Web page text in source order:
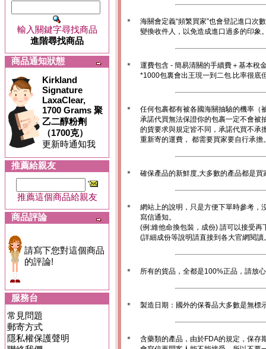
輸入關鍵字尋找商品
進階尋找商品
商品通知狀態
Kirkland
Signature
LaxaClear,
1700 Grams 聚
乙二醇粉劑
（1700克）
更新時通知我
推薦給親友
推薦這個商品給親友
商品評論
請寫下您對這個商品
的評論!
服務台
常見問題
郵寄方式
隱私權保護聲明
＊
海關會定義“頻繁買家”也會登記進口次
變換收件人，以免造成進口過多的印象
＊
運費包含 - 簡易清關的手續費＋基本稅
*1000包裏會出王現一到二包.比率很底
＊
任何包裹都有被各國海關抽驗的機率（
承諾代買無法保證你的包裹一定不會被
的貨要求與規定皆不同，承諾代買不承
重新寄的運費， 都需要買家要自行承擔
＊ 確保產品的新鮮度,大多數的產品都是
＊
網站上的說明，只是方便下單時參考，
寫信通知。
(例:維他命換包裝，成份) 請可以接受再
(詳細成份等說明請直接到各大官網閱讀
＊ 所有的貨品，全都是100%正品，請放
＊ 製造日期：國外的保養品大多數是無標
＊
含藥類的產品，由於FDA的規定，保存